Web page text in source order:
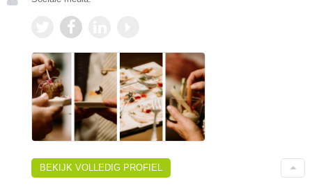
BEKIJK VOLLEDIG PROFIEL